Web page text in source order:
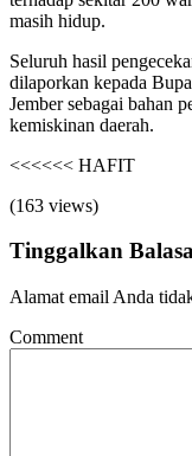
masih hidup.
Seluruh hasil
dilaporkan kepada
Jember sebagai bahan
kemiskinan daerah.
<<<<<< HAFIT
(163 views)
Tinggalkan
Alamat email Anda
Comment